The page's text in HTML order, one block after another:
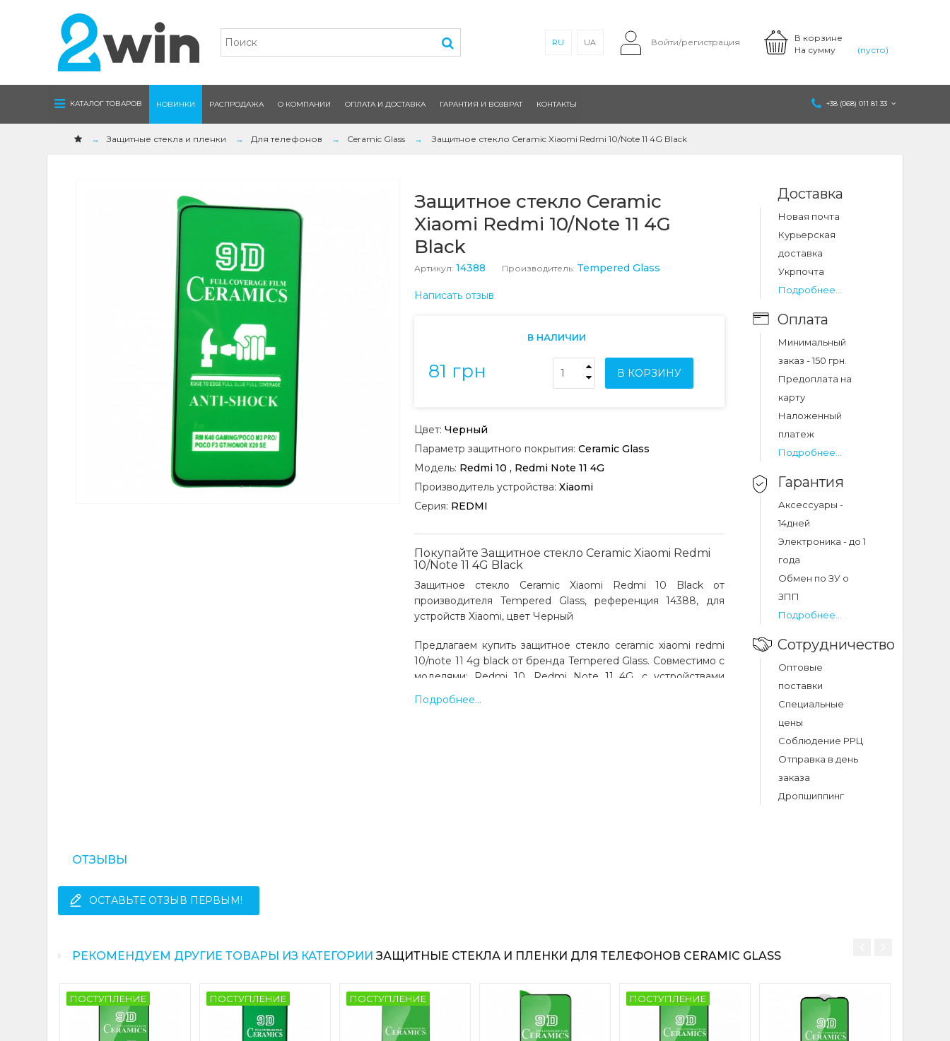
В корзине
На сумму
(пусто)
RU UA Войти/регистрация
КАТАЛОГ ТОВАРОВ НОВИНКИ РАСПРОДАЖА О КОМПАНИИ ОПЛАТА И ДОСТАВКА ГАРАНТИЯ И ВОЗВРАТ КОНТАКТЫ +38 (068) 011 81 33
Защитные стекла и пленки Для телефонов Ceramic Glass Защитное стекло Ceramic Xiaomi Redmi 10/Note 11 4G Black
Защитное стекло Ceramic
Xiaomi Redmi 10/Note 11 4G
Black
Артикул: 14388 Производитель: Tempered Glass
Написать отзыв
В НАЛИЧИИ
81 грн В КОРЗИНУ
Цвет: Черный
Параметр защитного покрытия: Ceramic Glass
Модель: Redmi 10 , Redmi Note 11 4G
Производитель устройства: Xiaomi
Серия: REDMI
Покупайте Защитное стекло Ceramic Xiaomi Redmi
10/Note 11 4G Black
Защитное стекло Ceramic Xiaomi Redmi 10 Black от
производителя Tempered Glass, референция 14388, для
устройств Xiaomi, цвет Черный
Предлагаем купить защитное стекло ceramic xiaomi redmi
10/note 11 4g black от бренда Tempered Glass. Совместимо с
моделями: Redmi 10, Redmi Note 11 4G, с устройствами
производства Xiaomi. Цвет: черный. Код товара 14388.
Выгодная цена и быстрая доставка по Украине.
Подробнее...
Доставка
Новая почта
Курьерская
доставка
Укрпочта
Подробнее...
Оплата
Минимальный
заказ - 150 грн.
Предоплата на
карту
Наложенный
платеж
Подробнее...
Гарантия
Аксессуары -
14дней
Электроника - до 1
года
Обмен по ЗУ о
ЗПП
Подробнее...
Сотрудничество
Оптовые
поставки
Специальные
цены
Соблюдение РРЦ
Отправка в день
заказа
Дропшиппинг
ОТЗЫВЫ
ОСТАВЬТЕ ОТЗЫВ ПЕРВЫМ!
РЕКОМЕНДУЕМ ДРУГИЕ ТОВАРЫ ИЗ КАТЕГОРИИЗАЩИТНЫЕ СТЕКЛА И ПЛЕНКИ ДЛЯ ТЕЛЕФОНОВ CERAMIC GLASS
ПОСТУПЛЕНИЕ ПОСТУПЛЕНИЕ ПОСТУПЛЕНИЕ ПОСТУПЛЕНИЕ